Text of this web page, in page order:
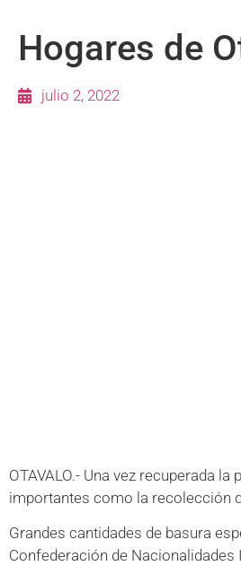
Hogares de
julio 2, 2022
OTAVALO.- Una vez recuperada
importantes como la recolección
Grandes cantidades de basura
Confederación de Nacionalidades